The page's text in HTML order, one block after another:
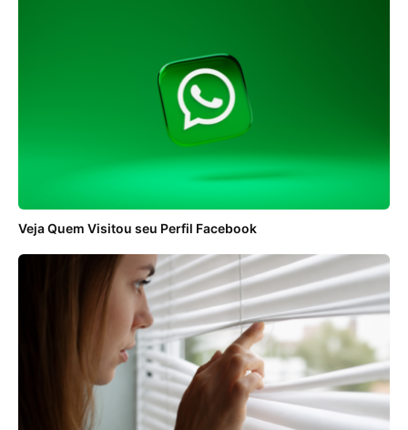
Veja Quem Visitou seu Perfil Facebook